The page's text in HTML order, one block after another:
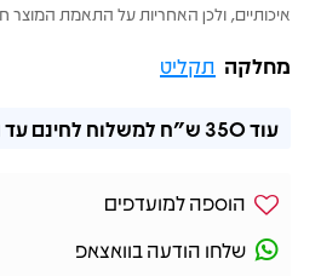
איכותיים, ולכן האחריות על התאמת המוצר
מחלקה תקליט
עוד350 ש"ח למשלוח לחינם עד
הוספה למועדפים
שלחו הודעה בוואצאפ